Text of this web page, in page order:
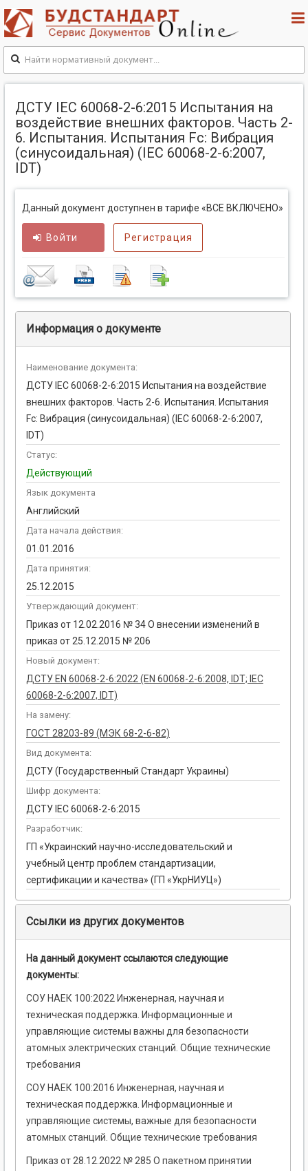
ДСТУ IEC 60068-2-6:2015 Испытания на
воздействие внешних факторов. Часть 2-
6. Испытания. Испытания Fc: Вибрация
(синусоидальная) (IEC 60068-2-6:2007,
IDT)
Данный документ доступнен в тарифе «ВСЕ ВКЛЮЧЕНО»
Войти Регистрация
Информация о документе
Наименование документа:
ДСТУ IEC 60068-2-6:2015 Испытания на воздействие
внешних факторов. Часть 2-6. Испытания. Испытания
Fc: Вибрация (синусоидальная) (IEC 60068-2-6:2007,
IDT)
Статус:
Действующий
Язык документа
Английский
Дата начала действия:
01.01.2016
Дата принятия:
25.12.2015
Утверждающий документ:
Приказ от 12.02.2016 № 34 О внесении изменений в
приказ от 25.12.2015 № 206
Новый документ:
ДСТУ EN 60068-2-6:2022 (EN 60068-2-6:2008, IDT; IEC
60068-2-6:2007, IDT)
На замену:
ГОСТ 28203-89 (МЭК 68-2-6-82)
Вид документа:
ДСТУ (Государственный Стандарт Украины)
Шифр документа:
ДСТУ IEC 60068-2-6:2015
Разработчик:
ГП «Украинский научно-исследовательский и
учебный центр проблем стандартизации,
сертификации и качества» (ГП «УкрНИУЦ»)
Ссылки из других документов
На данный документ ссылаются следующие
документы:
СОУ НАЕК 100:2022 Инженерная, научная и
техническая поддержка. Информационные и
управляющие системы важны для безопасности
атомных электрических станций. Общие технические
требования
СОУ НАЕК 100:2016 Инженерная, научная и
техническая поддержка. Информационные и
управляющие системы, важные для безопасности
атомных станций. Общие технические требования
Приказ от 28.12.2022 № 285 О пакетном принятии